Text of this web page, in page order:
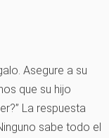
Asegure a su
que su hijo
La respuesta
sabe todo el